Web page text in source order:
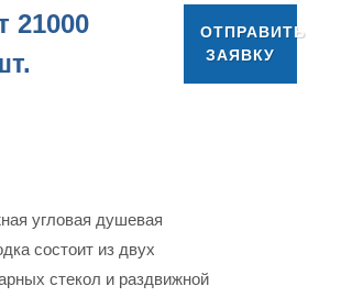
21000
ОТПРАВИТЬ
ЗАЯВКУ
угловая душевая
состоит из двух
стекол и раздвижной